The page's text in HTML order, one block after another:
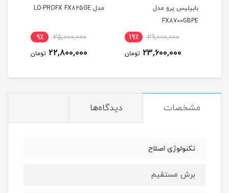
بابیلیس پرو مدل
FX8700GBPE
29,000,000 19٪
23,600,000 تومان
مدل LO-PROFX FX825GE
25,000,000 9٪
22,800,000 تومان
مشخصات دیدگاه‌ها
تکنولوژی اصلاح
برش مستقیم